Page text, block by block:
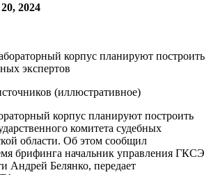
2024
(иллюстративное)
корпус планируют построить
комитета судебных
области. Об этом сообщил
брифинга начальник управления ГКСЭ
Андрей Белянко, передает